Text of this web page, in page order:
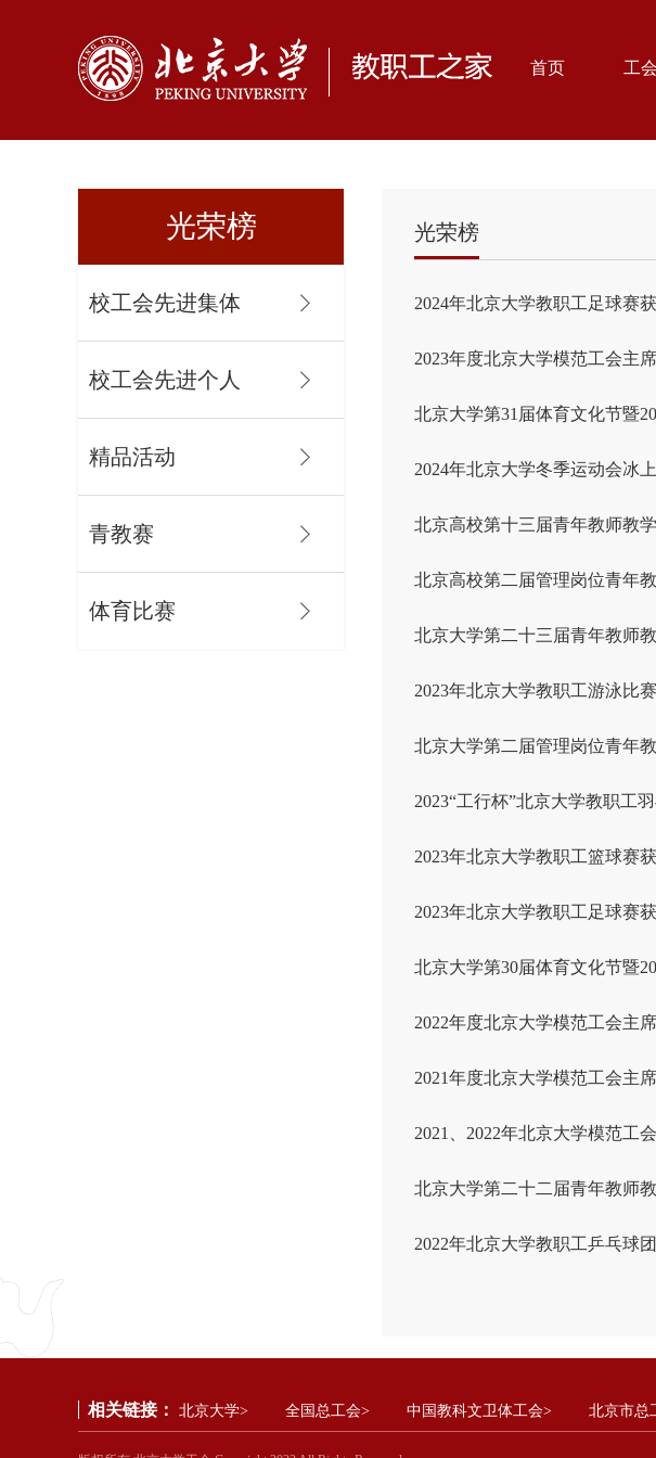
首页 工
光荣榜
校工会先进集体
校工会先进个人
精品活动
青教赛
体育比赛
光荣榜
2024年北京大学教职工足球赛
2023年度北京大学模范工会主
北京大学第31届体育文化节暨
2024年北京大学冬季运动会冰
北京高校第十三届青年教师教
北京高校第二届管理岗位青年
北京大学第二十三届青年教师
2023年北京大学教职工游泳比
北京大学第二届管理岗位青年
2023“工行杯”北京大学教职工
2023年北京大学教职工篮球赛
2023年北京大学教职工足球赛
北京大学第30届体育文化节暨
2022年度北京大学模范工会主
2021年度北京大学模范工会主
2021、2022年北京大学模范工
北京大学第二十二届青年教师
2022年北京大学教职工乒乓球
相关链接： 北京大学> 全国总工会> 中国教科文卫体工会> 北京市总